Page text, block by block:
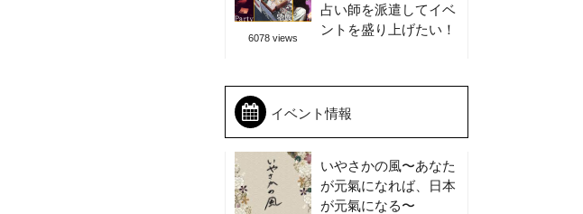
6078 views
占い師を派遣してイベ
ントを盛り上げたい！
イベント情報
いやさかの風〜あなた
が元氣になれば、日本
が元氣になる〜